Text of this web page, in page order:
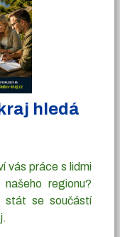
hledá
vás práce s lidmi
regionu?
stát se součástí